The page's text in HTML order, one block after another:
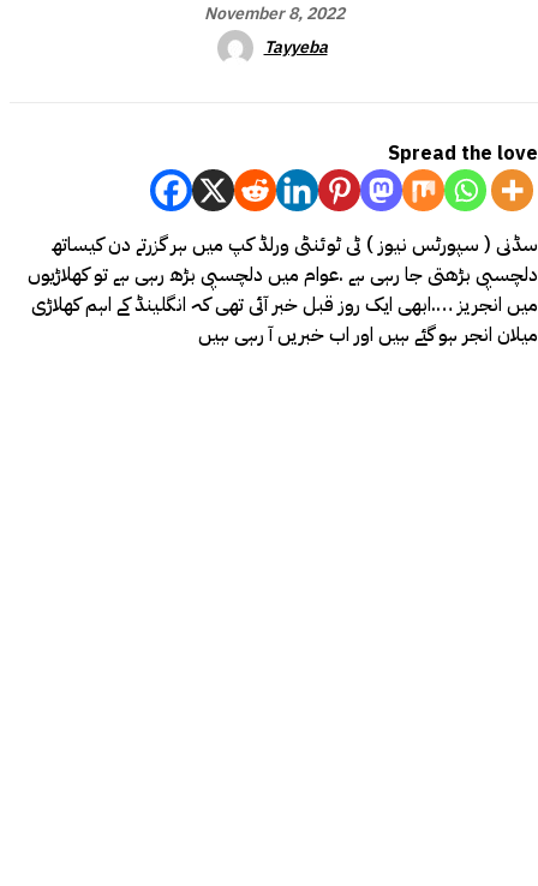
November 8, 2022
Tayyeba
Spread the love
سڈنی ( سپورٹس نیوز ) ٹی ٹوئنٹی ورلڈ کپ میں ہر گزرتے دن کیساتھ
دلچسپی بڑھتی جا رہی ہے .عوام میں دلچسپی بڑھ رہی ہے تو کھلاڑیوں
میں انجریز ….ابھی ایک روز قبل خبر آئی تھی کہ انگلینڈ کے اہم کھلاڑی
میلان انجر ہو گئے ہیں اور اب خبریں آ رہی ہیں